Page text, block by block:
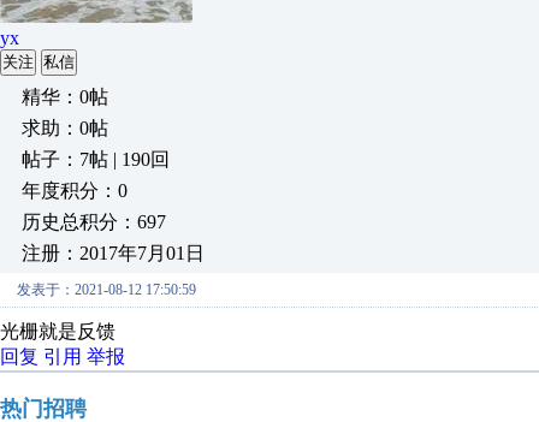
yx
关注 私信
精华：0帖
求助：0帖
帖子：7帖 | 190回
年度积分：0
历史总积分：697
注册：2017年7月01日
发表于：2021-08-12 17:50:59
光栅就是反馈
回复 引用 举报
热门招聘